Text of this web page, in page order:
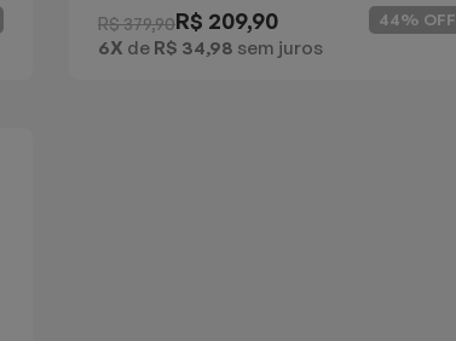
R$ 379,90R$ 209,90
6X de R$ 34,98 sem juros
44% OFF